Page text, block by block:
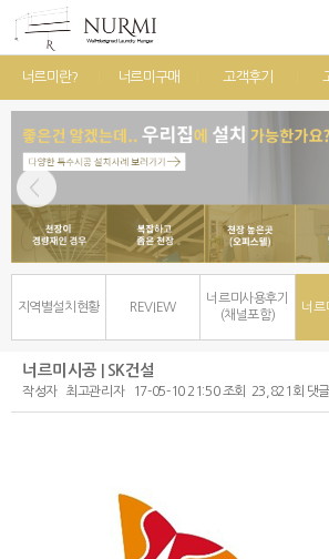
너르미란? 너르미구매 고객후기
지역별설치현황 REVIEW
너르미사용후기
(채널포함)
너르
너르미시공 | SK건설
작성자 최고관리자 17-05-10 21:50조회 23,821회 댓글